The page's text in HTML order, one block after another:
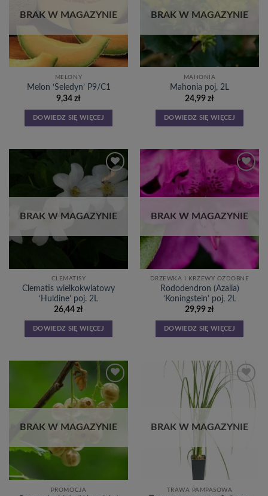
BRAK W MAGAZYNIE
MELONY
Melon ‘Seledyn’ P9/C1
9,34 zł
DOWIEDZ SIĘ WIĘCEJ
BRAK W MAGAZYNIE
MAHONIA
Mahonia poj, 2L
24,99 zł
DOWIEDZ SIĘ WIĘCEJ
Dodaj
listy
BRAK W MAGAZYNIE
CLEMATISY
Clematis wielkokwiatowy
‘Huldine’ poj. 2L
26,44 zł
DOWIEDZ SIĘ WIĘCEJ
Dodaj
do
listy
BRAK W MAGAZYNIE
DRZEWKA I KRZEWY OZDOBNE
Rododendron (Azalia)
‘Koningstein’ poj, 2L
29,99 zł
DOWIEDZ SIĘ WIĘCEJ
Dodaj
listy
BRAK W MAGAZYNIE
PROMOCJA
BRAK W MAGAZYNIE
TRAWA PAMPASOWA